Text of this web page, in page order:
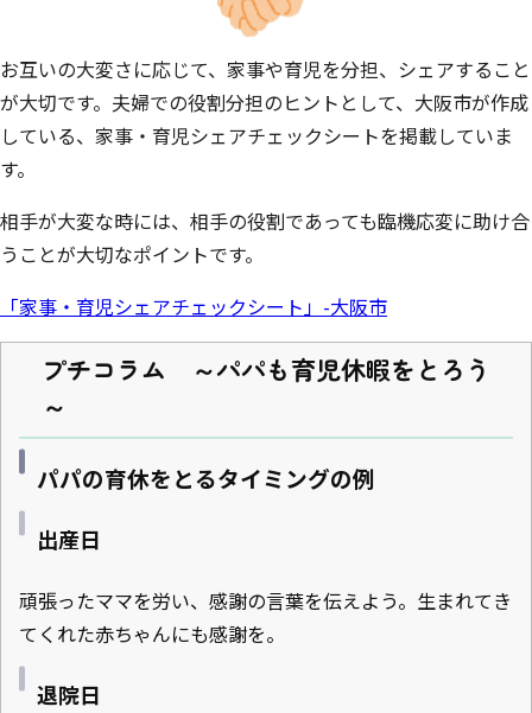
お互いの大変さに応じて、家事や育児を分担、シェアすること
が大切です。夫婦での役割分担のヒントとして、大阪市が作成
している、家事・育児シェアチェックシートを掲載していま
す。
相手が大変な時には、相手の役割であっても臨機応変に助け合
うことが大切なポイントです。
「家事・育児シェアチェックシート」-大阪市
プチコラム ～パパも育児休暇をとろう
～
パパの育休をとるタイミングの例
出産日
頑張ったママを労い、感謝の言葉を伝えよう。生まれてき
てくれた赤ちゃんにも感謝を。
退院日